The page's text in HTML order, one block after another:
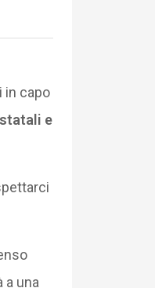
in capo
e
a una